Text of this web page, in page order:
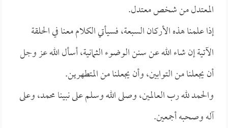
المعتدل من شخص معتدل.
إذا علمنا هذه الأركان السبعة، فسيأتي الكلام معنا في الحلقة
الآتية إن شاء الله عن سنن الوضوء الثمانية، أسأل الله عز وجل
أن يجعلنا من التوابين، وأن يجعلنا من المتطهرين.
والحمد لله رب العالمين، وصلى الله وسلم على نبينا محمد، وعلى
آله وصحبه أجمعين.